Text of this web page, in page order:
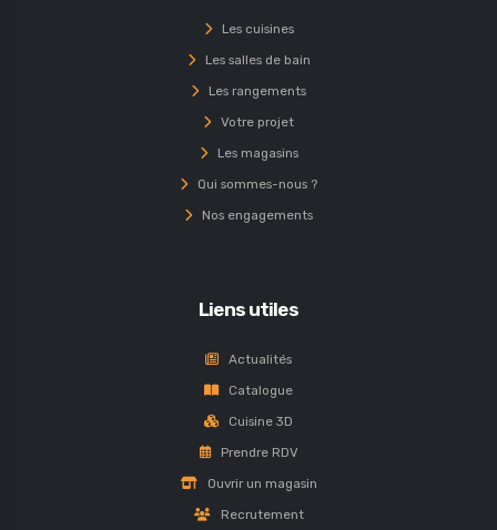
Les cuisines
Les salles de bain
Les rangements
Votre projet
Les magasins
Qui sommes-nous ?
Nos engagements
Liens utiles
Actualités
Catalogue
Cuisine 3D
Prendre RDV
Ouvrir un magasin
Recrutement